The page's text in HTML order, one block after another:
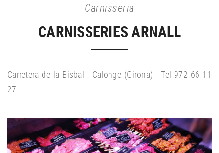
Carnisseria
CARNISSERIES ARNALL
Carretera de la Bisbal - Calonge (Girona) - Tel 972 66 11
27